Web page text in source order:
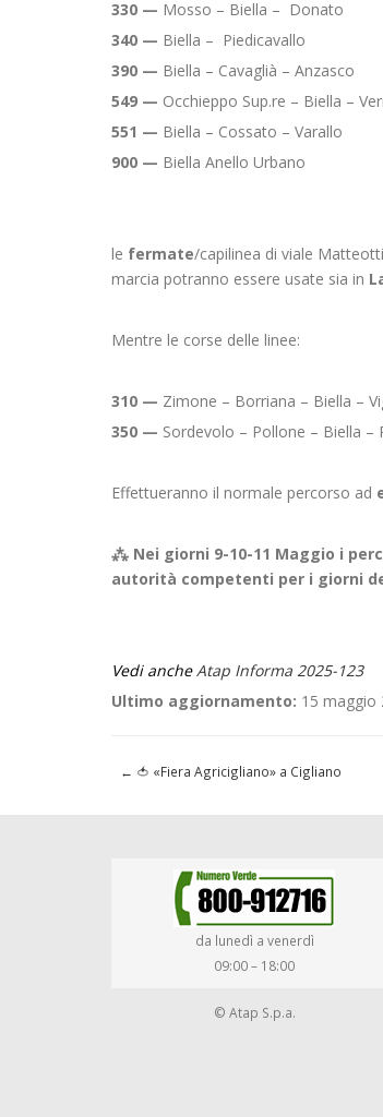
330 — Mosso – Biella – Donato
340 — Biella – Piedicavallo
390 — Biella – Cavaglià – Anzasco
549 — Occhieppo Sup.re – Biella –
551 — Biella – Cossato – Varallo
900 — Biella Anello Urbano
le fermate/capilinea di viale
marcia potranno essere usate sia in
Mentre le corse delle linee:
310 — Zimone – Borriana – Biella –
350 — Sordevolo – Pollone – Biella –
Effettueranno il normale percorso ad
⁂ Nei giorni 9-10-11 Maggio i
autorità competenti per i giorni
Vedi ancheAtap Informa 2025-123
Ultimo aggiornamento: 15 maggio
← 🍅 «Fiera Agricigliano» a Cigliano
da lunedì a venerdì
09:00 – 18:00
© Atap S.p.a.